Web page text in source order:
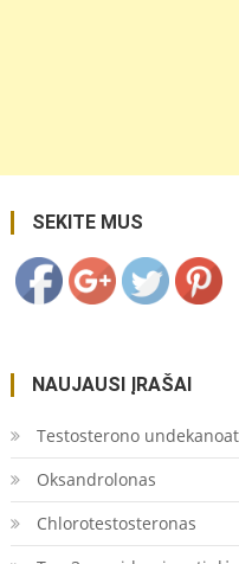
SEKITE MUS
https://coupon.lt/tag/
NAUJAUSI ĮRAŠAI
Testosterono
Oksandrolonas
Chlorotestosteronas